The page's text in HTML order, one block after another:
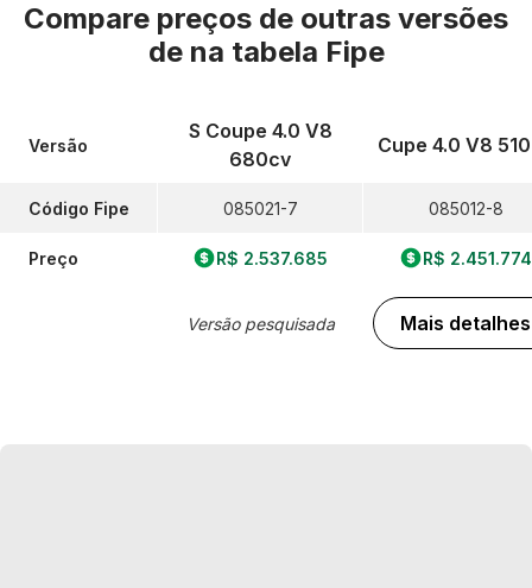
Compare preços de outras versões
de na tabela Fipe
Versão
Código Fipe
Preço
S Coupe 4.0 V8
680cv
085021-7
R$ 2.537.685
Versão pesquisada
Cupe 4.0 V8
085012-8
R$ 2.451.774
Mais detalhes